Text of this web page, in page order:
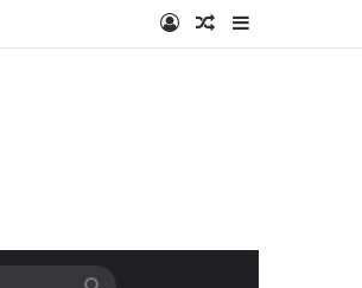
Log InArticol aleatoriu